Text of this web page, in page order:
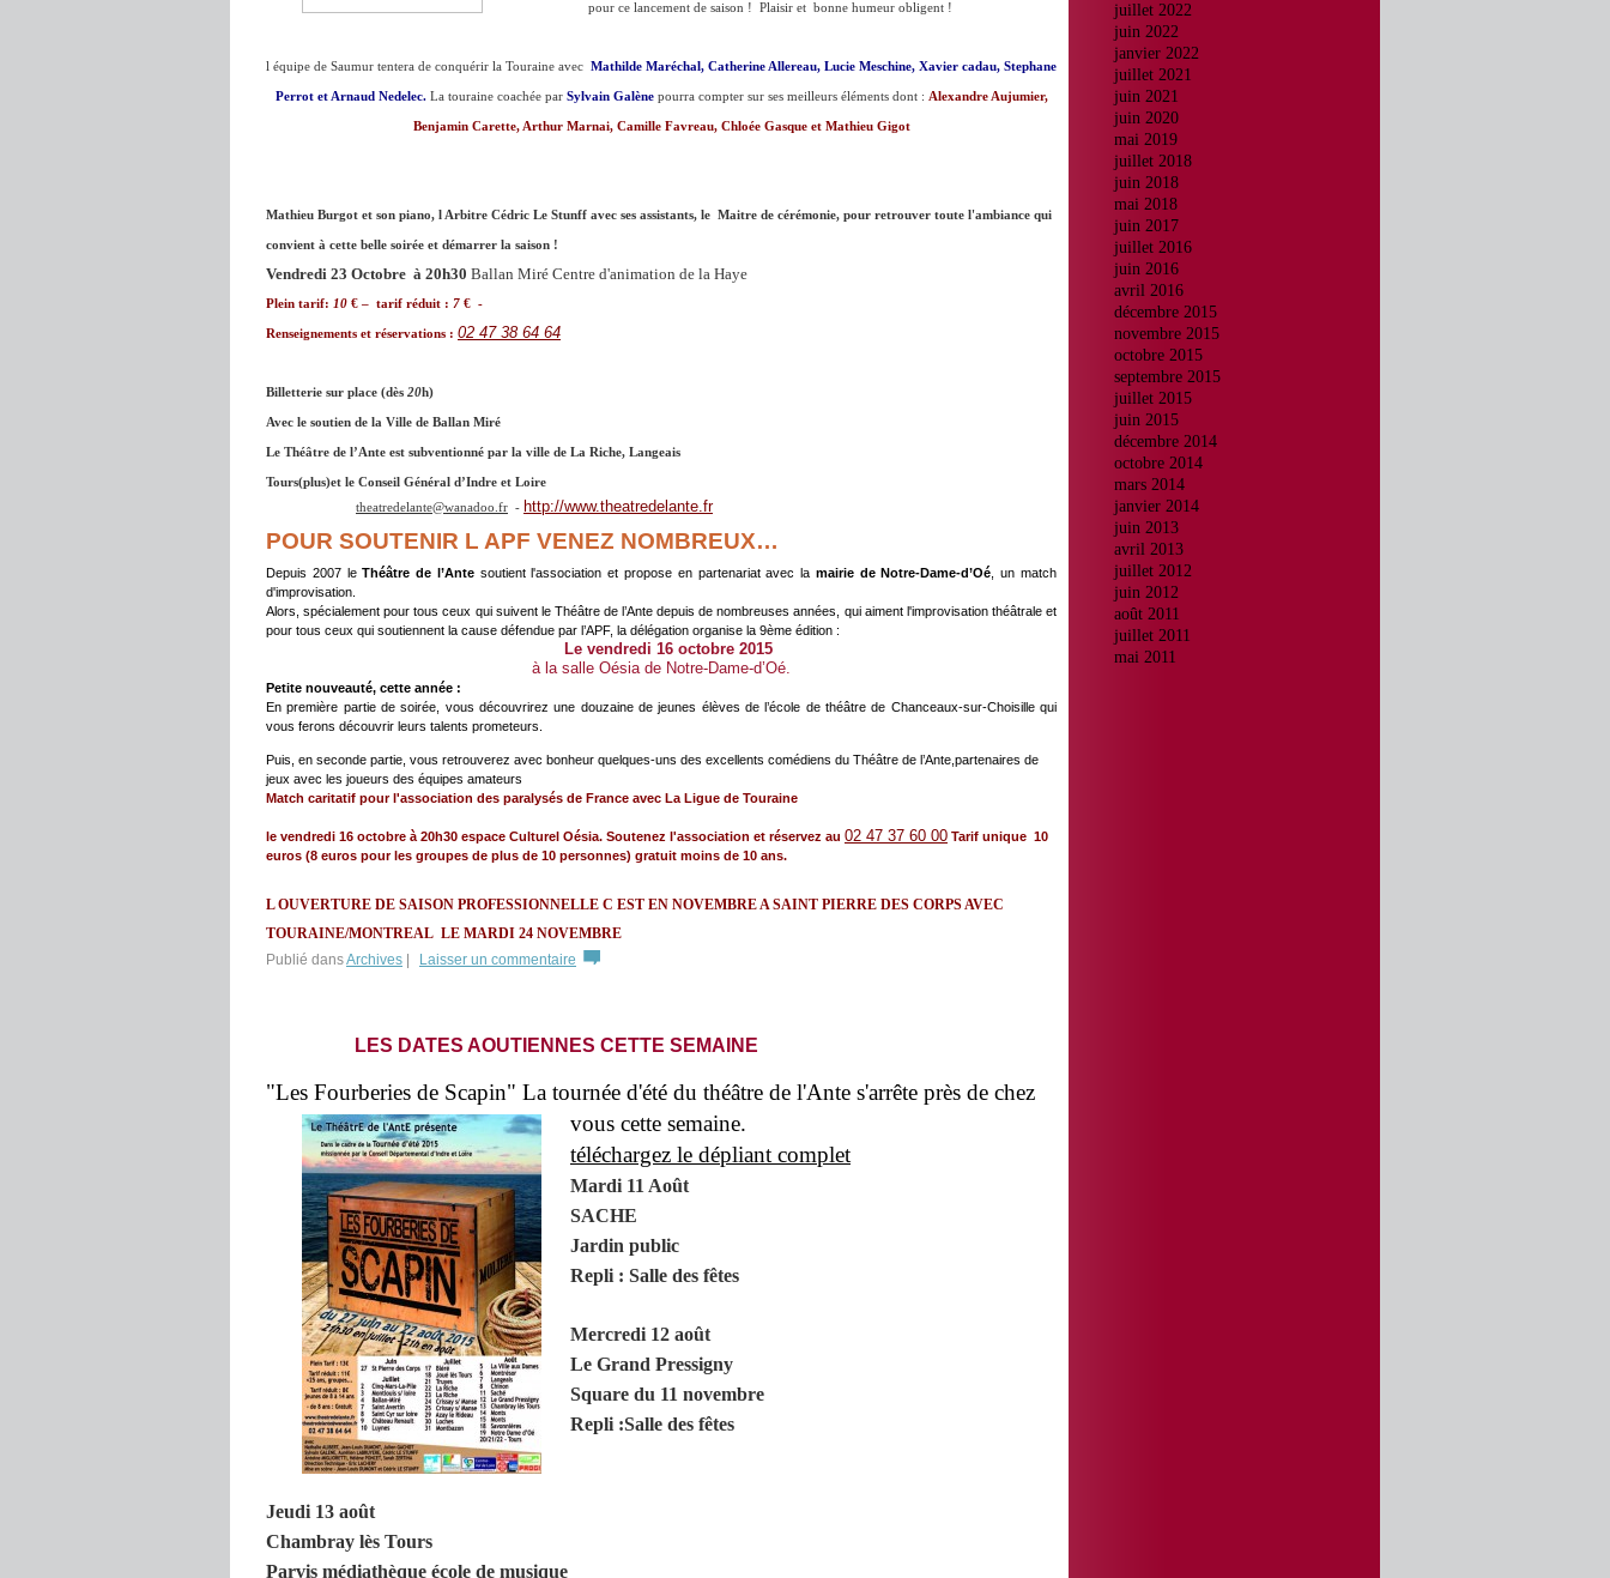
pour ce lancement de saison ! Plaisir et bonne humeur obligent !
l équipe de Saumur tentera de conquérir la Touraine avec Mathilde Maréchal, Catherine Allereau, Lucie Meschine, Xavier cadau, Stephane
Perrot et Arnaud Nedelec.La touraine coachée par Sylvain Galènepourra compter sur ses meilleurs éléments dont : Alexandre Aujumier,
Benjamin Carette, Arthur Marnai, Camille Favreau, Chloée Gasque et Mathieu Gigot
Mathieu Burgot et son piano, l Arbitre Cédric Le Stunff avec ses assistants, le Maitre de cérémonie, pour retrouver toute l'ambiance qui
convient à cette belle soirée et démarrer la saison !
Vendredi 23 Octobre à 20h30 Ballan Miré Centre d'animation de la Haye
Plein tarif: 10 € – tarif réduit : 7 € -
Renseignements et réservations : 02 47 38 64 64
Billetterie sur place (dès 20h)
Avec le soutien de la Ville de Ballan Miré
Le Théâtre de l’Ante est subventionné par la ville de La Riche, Langeais
Tours(plus)et le Conseil Général d’Indre et Loire
theatredelante@wanadoo.fr - http://www.theatredelante.fr
POUR SOUTENIR L APF VENEZ NOMBREUX…
Depuis 2007 leThéâtre de l’Antesoutient l'association et propose en partenariat avec la mairie de Notre-Dame-d’Oé , un match
d'improvisation.
Alors, spécialement pour tous ceux qui suivent le Théâtre de l’Ante depuis de nombreuses années, qui aiment l'improvisation théâtrale et
pour tous ceux qui soutiennent la cause défendue par l’APF, la délégation organise la 9ème édition :
Le vendredi 16 octobre 2015
à la salle Oésia de Notre-Dame-d’Oé.
Petite nouveauté, cette année :
En première partie de soirée, vous découvrirez une douzaine de jeunes élèves de l’école de théâtre de Chanceaux-sur-Choisille qui
vous ferons découvrir leurs talents prometeurs.
Puis, en seconde partie, vous retrouverez avec bonheur quelques-uns des excellents comédiens du Théâtre de l’Ante, partenaires de
jeux avec les joueurs des équipes amateurs
Match caritatif pour l'association des paralysés de France avec La Ligue de Touraine
le vendredi 16 octobre à 20h30 espace Culturel Oésia. Soutenez l'association et réservez au 02 47 37 60 00 Tarif unique 10
euros (8 euros pour les groupes de plus de 10 personnes) gratuit moins de 10 ans.
L OUVERTURE DE SAISON PROFESSIONNELLE C EST EN NOVEMBRE A SAINT PIERRE DES CORPS AVEC
TOURAINE/MONTREAL LE MARDI 24 NOVEMBRE
Publié dansArchives Laisser un commentaire
LES DATES AOUTIENNES CETTE SEMAINE
"Les Fourberies de Scapin" La tournée d'été du théâtre de l'Ante s'arrête près de chez
vous cette semaine.
téléchargez le dépliant complet
Mardi 11 Août
SACHE
Jardin public
Repli : Salle des fêtes
Mercredi 12 août
Le Grand Pressigny
Square du 11 novembre
Repli :Salle des fêtes
Jeudi 13 août
Chambray lès Tours
Parvis médiathèque école de musique
juillet 2022
juin 2022
janvier 2022
juillet 2021
juin 2021
juin 2020
mai 2019
juillet 2018
juin 2018
mai 2018
juin 2017
juillet 2016
juin 2016
avril 2016
décembre 2015
novembre 2015
octobre 2015
septembre 2015
juillet 2015
juin 2015
décembre 2014
octobre 2014
mars 2014
janvier 2014
juin 2013
avril 2013
juillet 2012
juin 2012
août 2011
juillet 2011
mai 2011